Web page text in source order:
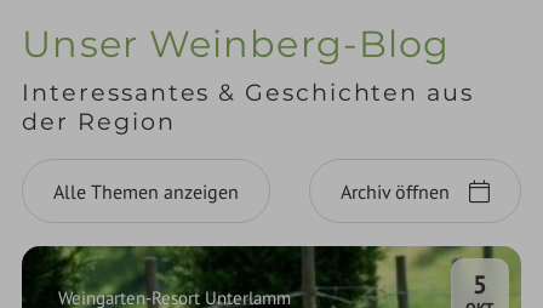
Unser Weinberg-Blog
Interessantes & Geschichten aus
der Region
Alle Themen anzeigen Archiv öffnen
5
Weingarten-Resort Unterlamm